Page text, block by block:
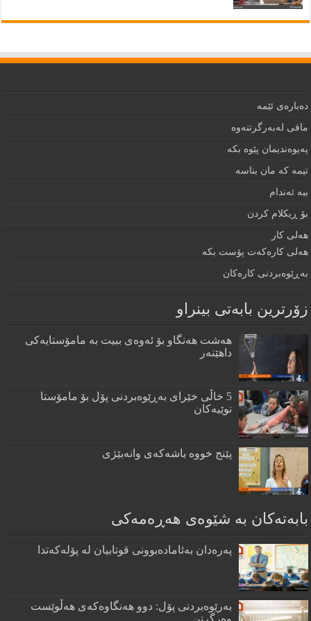
دەبارەى ئێمە
مافى لەبەرگرتنەوە
په‌يوه‌نديمان پێوه‌ بكه‌‌
تيمه كه مان بناسه
ببه‌ ئه‌ندام
بۆ ڕيكلام كردن
هه‌لی كار
هەلی کارەکەت پۆست بکە
به‌ڕێوه‌بردنى كاره‌كان
زۆرترين بابه‌تى بينراو
هەشت هەنگاو بۆ ئەوەی ببیت بە مامۆستایەکی
داهێنەر
5 خاڵی خێرای به‌ڕێوه‌بردنی پۆل بۆ مامۆستا
نوێیه‌كان
پێنج خووه‌ باشه‌كه‌ی وانه‌بێژی
بابەتەکان بە شێوەی هەڕەمەکی
پەرەدان بەئامادەبوونی قوتابیان لە پۆلەکەتدا
بەرێوەبردنی پۆل: دوو هەنگاوەکەی هەڵوێست